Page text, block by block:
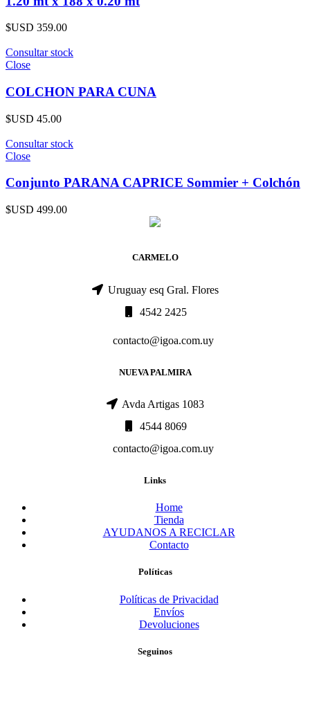
$USD 359.00
Consultar stock
Close
COLCHON PARA CUNA
$USD 45.00
Consultar stock
Close
Conjunto PARANA CAPRICE Sommier + Colchón
$USD 499.00
CARMELO
Uruguay esq Gral. Flores
4542 2425
contacto@igoa.com.uy
NUEVA PALMIRA
Avda Artigas 1083
4544 8069
contacto@igoa.com.uy
Links
Home
Tienda
AYUDANOS A RECICLAR
Contacto
Políticas
Políticas de Privacidad
Envíos
Devoluciones
Seguinos